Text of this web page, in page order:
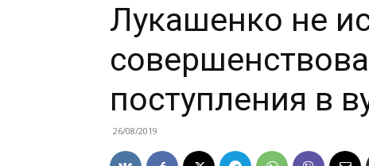
Лукашенко не
поступления в
26/08/2019